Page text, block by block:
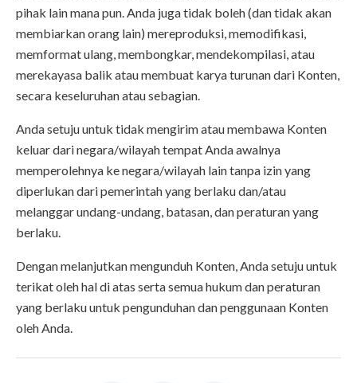
pihak lain mana pun. Anda juga tidak boleh (dan tidak akan
membiarkan orang lain) mereproduksi, memodifikasi,
memformat ulang, membongkar, mendekompilasi, atau
merekayasa balik atau membuat karya turunan dari Konten,
secara keseluruhan atau sebagian.
Anda setuju untuk tidak mengirim atau membawa Konten
keluar dari negara/wilayah tempat Anda awalnya
memperolehnya ke negara/wilayah lain tanpa izin yang
diperlukan dari pemerintah yang berlaku dan/atau
melanggar undang-undang, batasan, dan peraturan yang
berlaku.
Dengan melanjutkan mengunduh Konten, Anda setuju untuk
terikat oleh hal di atas serta semua hukum dan peraturan
yang berlaku untuk pengunduhan dan penggunaan Konten
oleh Anda.